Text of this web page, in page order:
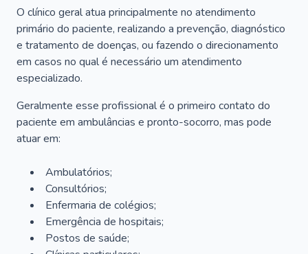
O clínico geral atua principalmente no atendimento
primário do paciente, realizando a prevenção, diagnóstico
e tratamento de doenças, ou fazendo o direcionamento
em casos no qual é necessário um atendimento
especializado.
Geralmente esse profissional é o primeiro contato do
paciente em ambulâncias e pronto-socorro, mas pode
atuar em:
Ambulatórios;
Consultórios;
Enfermaria de colégios;
Emergência de hospitais;
Postos de saúde;